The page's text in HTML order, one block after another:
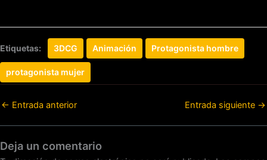
Etiquetas: 3DCG Animación Protagonista hombre
protagonista mujer
← Entrada anterior Entrada siguiente →
Deja un comentario